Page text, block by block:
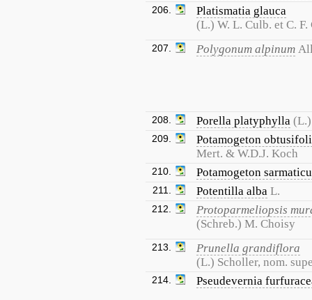
206.
Platismatia glauca
(L.) W. L. Culb. et C. F.
207. Polygonum alpinum
208. Porella platyphylla
209.
Potamogeton
Mert. & W.D.J. Koch
210. Potamogeton
211. Potentilla alba L.
212.
Protoparmeliopsis
(Schreb.) M. Choisy
213.
Prunella grandiflora
(L.) Scholler, nom.
214. Pseudevernia